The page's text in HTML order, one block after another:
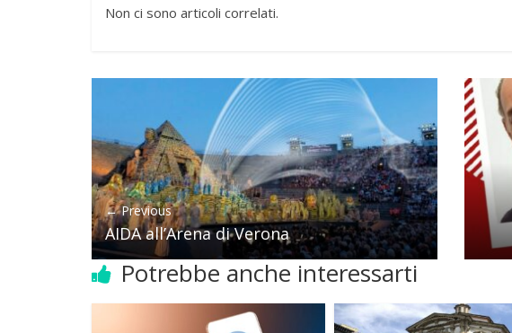
Non ci sono articoli correlati.
← Previous
AIDA all’Arena di Verona
Potrebbe anche interessarti